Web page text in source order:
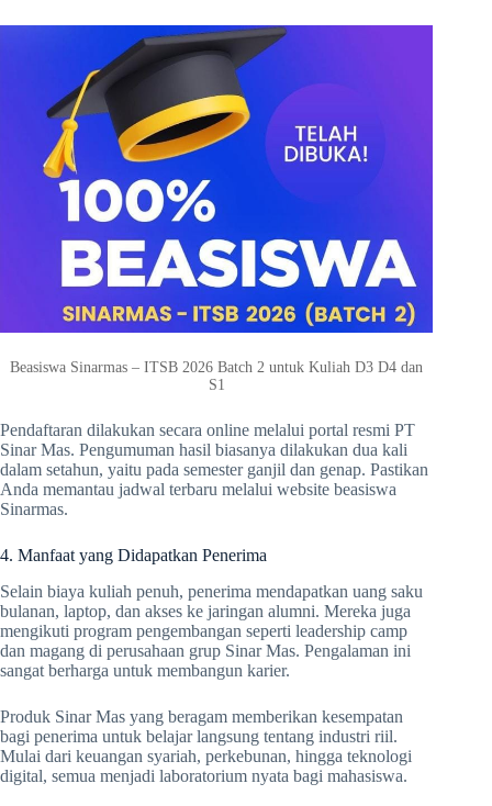
Beasiswa Sinarmas – ITSB 2026 Batch 2 untuk Kuliah D3 D4 dan
S1
Pendaftaran dilakukan secara online melalui portal resmi PT
Sinar Mas. Pengumuman hasil biasanya dilakukan dua kali
dalam setahun, yaitu pada semester ganjil dan genap. Pastikan
Anda memantau jadwal terbaru melalui website beasiswa
Sinarmas.
4. Manfaat yang Didapatkan Penerima
Selain biaya kuliah penuh, penerima mendapatkan uang saku
bulanan, laptop, dan akses ke jaringan alumni. Mereka juga
mengikuti program pengembangan seperti leadership camp
dan magang di perusahaan grup Sinar Mas. Pengalaman ini
sangat berharga untuk membangun karier.
Produk Sinar Mas yang beragam memberikan kesempatan
bagi penerima untuk belajar langsung tentang industri riil.
Mulai dari keuangan syariah, perkebunan, hingga teknologi
digital, semua menjadi laboratorium nyata bagi mahasiswa.